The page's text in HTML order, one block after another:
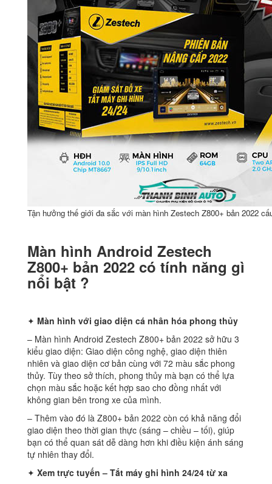
Tận hưởng thế giới đa sắc với màn hình Zestech Z800+ bản 2022
Màn hình Android Zestech
Z800+ bản 2022 có tính năng gì
nổi bật ?
✦ Màn hình với giao diện cá nhân hóa phong thủy
– Màn hình Android Zestech Z800+ bản 2022 sở hữu 3
kiểu giao diện: Giao diện công nghệ, giao diện thiên
nhiên và giao diện cơ bản cùng với 72 màu sắc phong
thủy. Tùy theo sở thích, phong thủy mà bạn có thể lựa
chọn màu sắc hoặc kết hợp sao cho đồng nhất với
không gian bên trong xe của mình.
– Thêm vào đó là Z800+ bản 2022 còn có khả năng đổi
giao diện theo thời gian thực (sáng – chiều – tối), giúp
bạn có thể quan sát dễ dàng hơn khi điều kiện ánh sáng
tự nhiên thay đổi.
✦ Xem trực tuyến – Tắt máy ghi hình 24/24 từ xa